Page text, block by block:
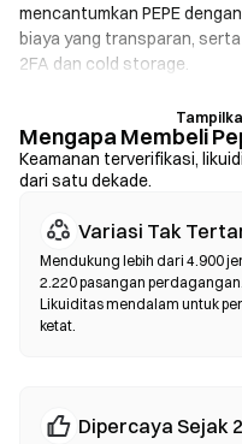
mencantumkan PEPE
biaya yang transparan,
2FA dan cold storage.
Dompet Kripto
Untuk pengguna yang
non-kustodian
dompet. Beberapa dompet
sehingga Anda dapat
tanpa harus melalui bursa
seed phrase Anda dengan
sebelum mengonfirmasi
Perdagangkan aset secara
Mengapa Membeli
Keamanan terverifikasi,
dari satu dekade.
Variasi Tak
Mendukung lebih dari 4.900
2.220 pasangan perdagangan.
Likuiditas mendalam untuk
ketat.
Dipercaya Sejak